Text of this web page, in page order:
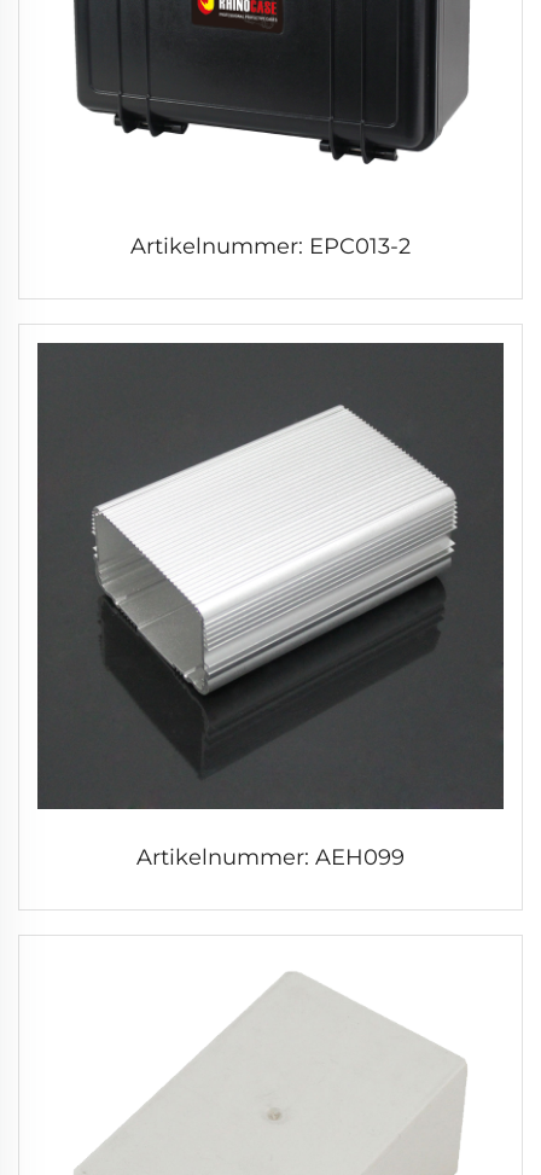
Artikelnummer: EPC013-2
Artikelnummer: AEH099